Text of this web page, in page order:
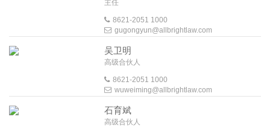
主任
8621-2051 1000
gugongyun@allbrightlaw.com
吴卫明
高级合伙人
8621-2051 1000
wuweiming@allbrightlaw.com
石育斌
高级合伙人